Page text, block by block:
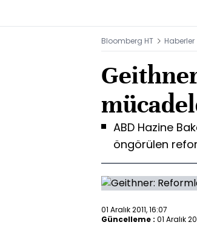
Bloomberg HT Haberler
ABD Hazine
öngörülen
01 Aralık 2011, 16:07
Güncelleme : 01 Aralık